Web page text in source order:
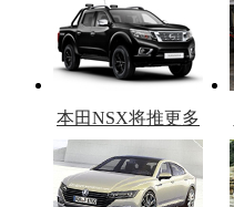
本田NSX将推更多
车型